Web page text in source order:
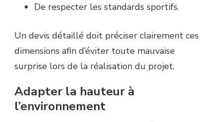
De respecter les standards sportifs.
Un devis détaillé doit préciser clairement ces
dimensions afin d’éviter toute mauvaise
surprise lors de la réalisation du projet.
Adapter la hauteur à
l’environnement